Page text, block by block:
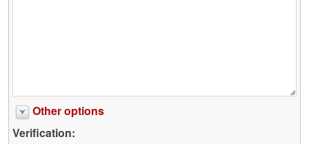
Other options
Verification: